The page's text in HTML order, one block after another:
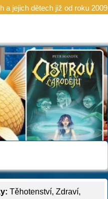
a jejich dětech již od roku 2009
Těhotenství, Zdraví,